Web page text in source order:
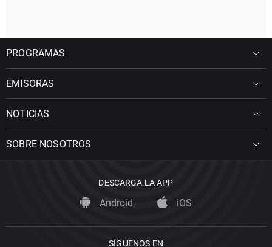
PROGRAMAS
EMISORAS
NOTICIAS
SOBRE NOSOTROS
DESCARGA LA APP
Android iOS
SÍGUENOS EN